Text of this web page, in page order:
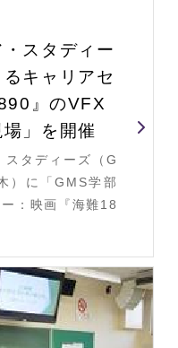
スタディー
キャリアセ
』のVFX
」を開催
スタディーズ（G
）に「GMS学部
：映画『海難18